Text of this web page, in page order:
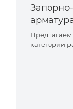
арматура
Предлагаем
категории